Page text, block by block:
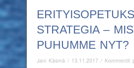
STRATEGIA –
PUHUMME NYT?
Jani Käsmä / 13.11.2017 / Kommentit